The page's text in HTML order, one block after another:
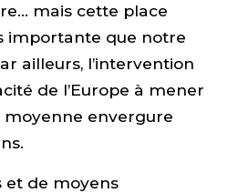
mais cette place
importante que notre
ailleurs, l’intervention
de l’Europe à mener
envergure
et de moyens